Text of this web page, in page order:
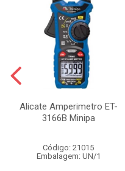
Alicate Amperimetro ET-
3166B Minipa
Código: 21015
Embalagem: UN/1